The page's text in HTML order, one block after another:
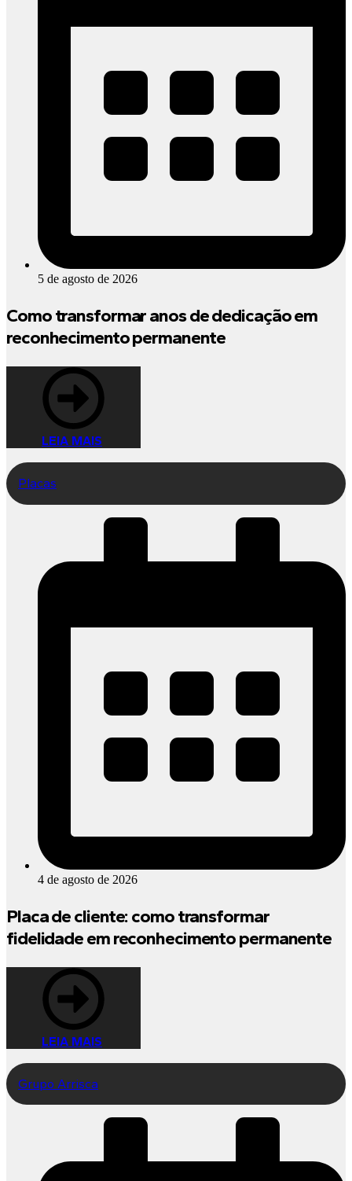
5 de agosto de 2026
Como transformar anos de dedicação em
reconhecimento permanente
LEIA MAIS
Placas
4 de agosto de 2026
Placa de cliente: como transformar
fidelidade em reconhecimento permanente
LEIA MAIS
Grupo Arrisca